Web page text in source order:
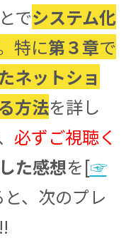
でシステム化
特に第３章で
ネットショ
方法を詳し
必ずご視聴く
た感想を[☞
、次のプレ